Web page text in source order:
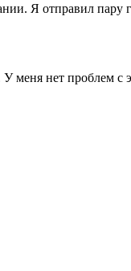
Я отправил
У меня нет проблем